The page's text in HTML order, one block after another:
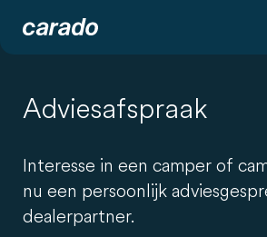
Adviesafspraak
Interesse in een camper of
nu een persoonlijk
dealerpartner.